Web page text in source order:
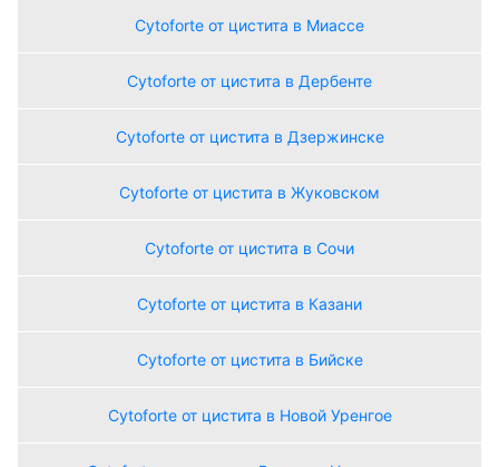
Сytoforte от цистита в Миассе
Сytoforte от цистита в Дербенте
Сytoforte от цистита в Дзержинске
Сytoforte от цистита в Жуковском
Сytoforte от цистита в Сочи
Сytoforte от цистита в Казани
Сytoforte от цистита в Бийске
Сytoforte от цистита в Новой Уренгое